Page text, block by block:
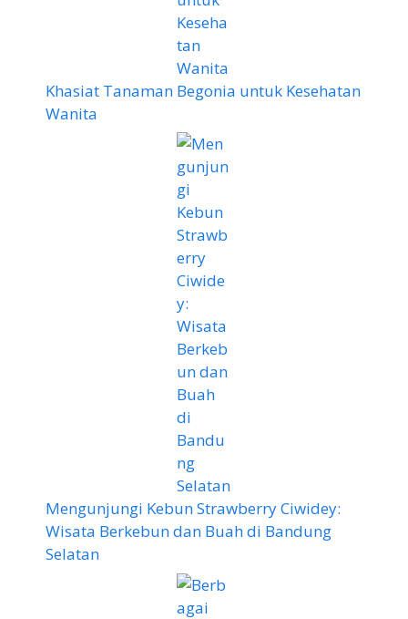
Khasiat Tanaman Begonia untuk Kesehatan
Wanita
Mengunjungi Kebun Strawberry Ciwidey:
Wisata Berkebun dan Buah di Bandung
Selatan